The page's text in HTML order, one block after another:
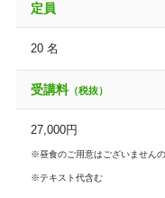
定員
20 名
受講料（税抜）
27,000円
※昼食のご用意はございませんの
※テキスト代含む